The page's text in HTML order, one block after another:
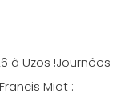
à Uzos !Journées
Miot :